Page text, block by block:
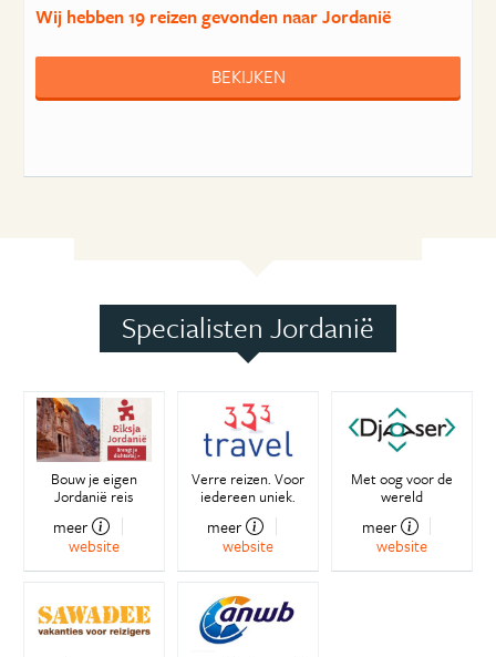
Wij hebben19 reizengevonden naar Jordanië
BEKIJKEN
Specialisten Jordanië
Bouw je eigen
Jordanië reis
meer
website
Verre reizen. Voor
iedereen uniek.
meer
website
Met oog voor de
wereld
meer
website